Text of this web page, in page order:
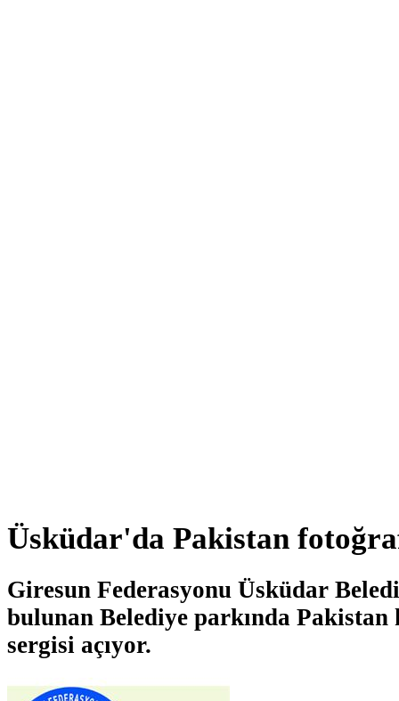
Üsküdar'da Pakistan
Giresun Federasyonu Üsküdar
bulunan Belediye parkında
sergisi açıyor.